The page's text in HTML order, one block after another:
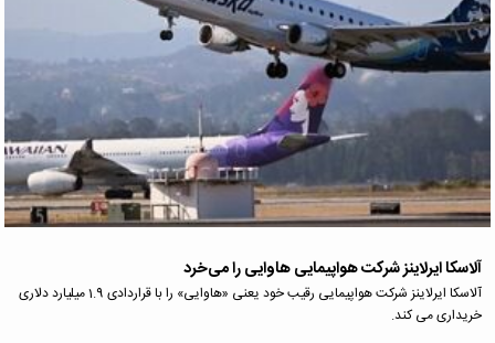
آلاسکا ایرلاینز شرکت هواپیمایی هاوایی را می‌خرد
آلاسکا ایرلاینز شرکت هواپیمایی رقیب خود یعنی «هاوایی» را با قراردادی 1.9 میلیارد دلاری
خریداری می کند.